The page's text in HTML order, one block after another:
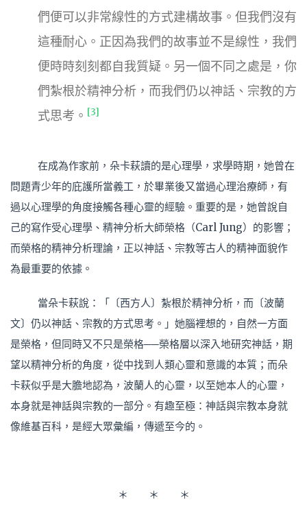
們便可以非常線性的方式建構故事。但我們沒有
這種耐心。正因為我們的故事並不是線性，我們
便時時刻刻都自我質疑。另一個不同之處是，你
們紮根於精神分析，而我們仍以神話、宗教的方
式思考。 [3]
在成為作家前，朵卡萩讀的是心理學，求學時期，她曾在
問題青少年的庇護所當義工，於畢業後又當過心理治療師，有
過以心理學的角度接觸各種心靈的經驗。重要的是，她曾說自
己的寫作受心理學、精神分析大師榮格（Carl Jung）的影響；
而榮格的精神分析理論，正以神話、宗教等古人的精神面貌作
為最重要的依據。
當朵卡萩說：「〔西方人〕紮根於精神分析，而〔波蘭
文〕仍以神話、宗教的方式思考。」她腦裡想的，自然一方面
是榮格，但同時又不只是榮格──榮格層以深入地研究神話，期
望以精神分析的角度，從中找到人類心靈和意識的本質；而朵
卡萩似乎是大膽地認為，波蘭人的心靈，以至她本人的心靈，
本身就是神話與宗教的一部分。有趣至極：神話與宗教本身就
像維基百科，是經大眾彙編，傳遞至今的。
＊ ＊ ＊